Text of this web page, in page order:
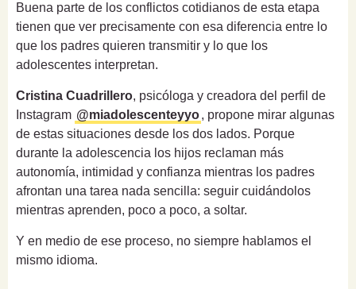
Buena parte de los conflictos cotidianos de esta etapa
tienen que ver precisamente con esa diferencia entre lo
que los padres quieren transmitir y lo que los
adolescentes interpretan.
Cristina Cuadrillero, psicóloga y creadora del perfil de
Instagram @miadolescenteyyo, propone mirar algunas
de estas situaciones desde los dos lados. Porque
durante la adolescencia los hijos reclaman más
autonomía, intimidad y confianza mientras los padres
afrontan una tarea nada sencilla: seguir cuidándolos
mientras aprenden, poco a poco, a soltar.
Y en medio de ese proceso, no siempre hablamos el
mismo idioma.